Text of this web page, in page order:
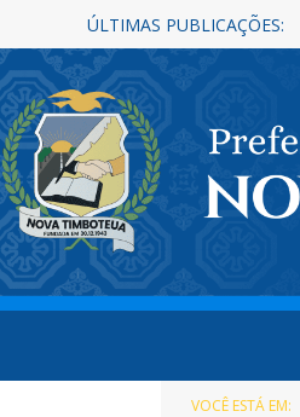
ÚLTIMAS PUBLICAÇÕES:
VOCÊ ESTÁ EM: